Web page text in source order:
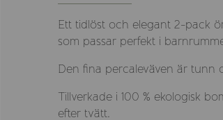
Ett tidlöst och elegant 2-pack
som passar perfekt i
Den fina percaleväven är tunn
Tillverkade i 100 % ekologisk
efter tvätt.